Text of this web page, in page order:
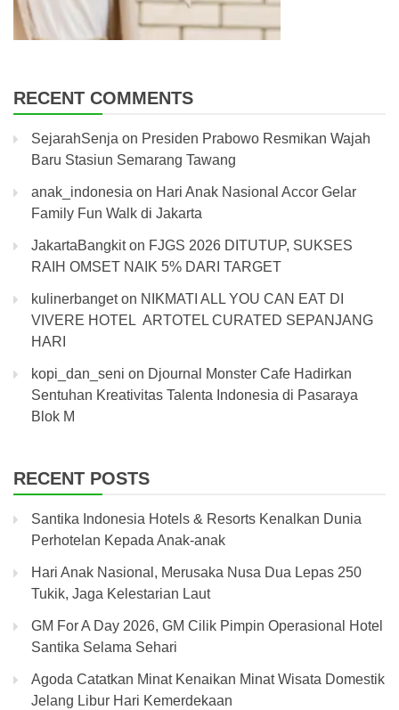
RECENT COMMENTS
SejarahSenja on Presiden Prabowo Resmikan Wajah
Baru Stasiun Semarang Tawang
anak_indonesia on Hari Anak Nasional Accor Gelar
Family Fun Walk di Jakarta
JakartaBangkiton FJGS 2026 DITUTUP, SUKSES
RAIH OMSET NAIK 5% DARI TARGET
kulinerbangeton NIKMATI ALL YOU CAN EAT DI
VIVERE HOTEL ARTOTEL CURATED SEPANJANG
HARI
kopi_dan_seni on Djournal Monster Cafe Hadirkan
Sentuhan Kreativitas Talenta Indonesia di Pasaraya
Blok M
RECENT POSTS
Santika Indonesia Hotels & Resorts Kenalkan Dunia
Perhotelan Kepada Anak-anak
Hari Anak Nasional, Merusaka Nusa Dua Lepas 250
Tukik, Jaga Kelestarian Laut
GM For A Day 2026, GM Cilik Pimpin Operasional Hotel
Santika Selama Sehari
Agoda Catatkan Minat Kenaikan Minat Wisata Domestik
Jelang Libur Hari Kemerdekaan